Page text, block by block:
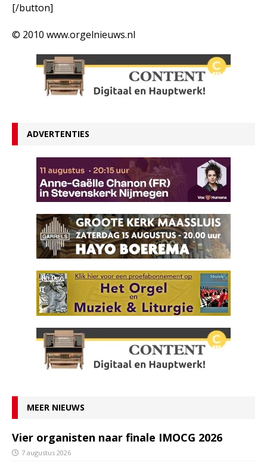
[/button]
© 2010 www.orgelnieuws.nl
ADVERTENTIES
MEER NIEUWS
Vier organisten naar finale IMOCG 2026
7 augustus 2026